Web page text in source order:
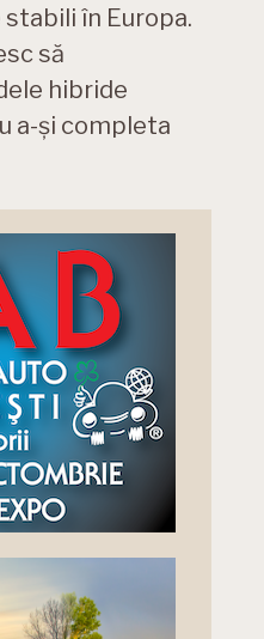
în Europa.
să
hibride
a-și completa